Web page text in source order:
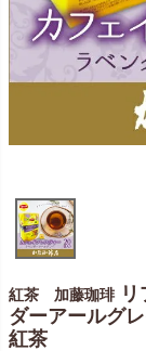
紅茶 加藤珈琲
ダーアールグ
紅茶